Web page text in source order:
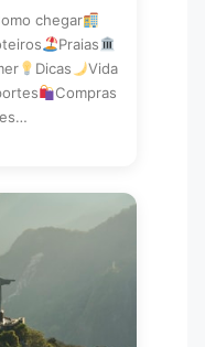
chegar
Praias
Dicas
Vida
Compras